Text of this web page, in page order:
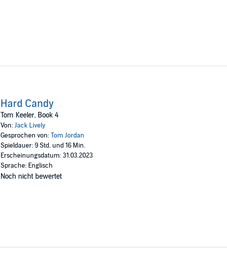
Hard Candy
Tom Keeler, Book 4
Von:Jack Lively
Gesprochen von:Tom Jordan
Spieldauer: 9 Std. und 16 Min.
Erscheinungsdatum: 31.03.2023
Sprache: Englisch
Noch nicht bewertet